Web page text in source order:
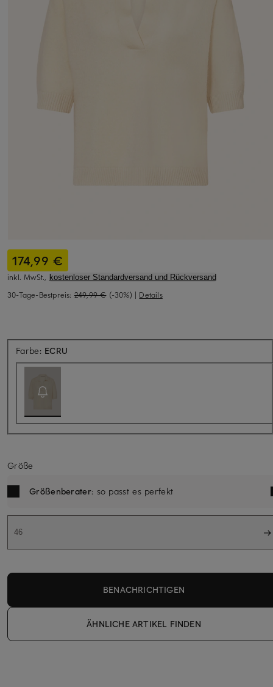
174,99 €
inkl. MwSt., kostenloser Standardversand und Rückversand
30-Tage-Bestpreis: 249,99 € (-30%) | Details
Farbe: ECRU
Größe
Größenberater: so passt es perfekt
46
BENACHRICHTIGEN
ÄHNLICHE ARTIKEL FINDEN